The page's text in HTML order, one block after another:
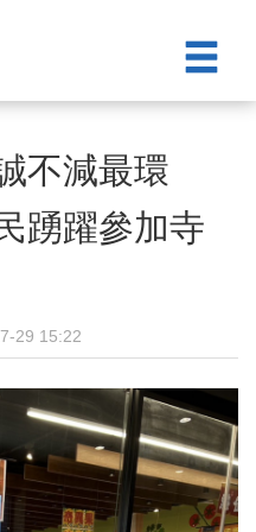
不減最環
踴躍參加寺
29 15:22